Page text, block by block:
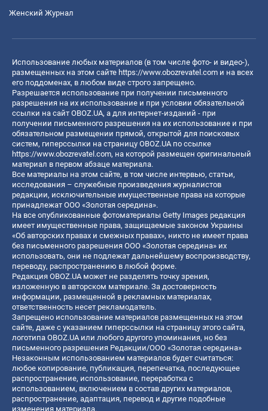
Женский Журнал
Использование любых материалов (в том числе фото- и видео-),
размещенных на этом сайте https://www.obozrevatel.com и на всех
его поддоменах, в любом виде строго запрещено.
Разрешается использование при получении письменного
разрешения на их использование и при условии обязательной
ссылки на сайт OBOZ.UA, а для интернет-изданий - при
получении письменного разрешения на их использование и при
обязательном размещении прямой, открытой для поисковых
систем, гиперссылки на страницу OBOZ.UA по ссылке
https://www.obozrevatel.com, на которой размещен оригинальный
материал в первом абзаце материала.
Все материалы на этом сайте, в том числе интервью, статьи,
исследования – служебные произведения журналистов
редакции, исключительные имущественные права на которые
принадлежат ООО «Золотая середина».
На все опубликованные фотоматериалы Getty Images редакция
имеет имущественные права, защищаемые законом Украины
«Об авторских правах и смежных правах», никто не имеет права
без письменного разрешения ООО «Золотая середина» их
использовать, они не подлежат дальнейшему воспроизводству,
переводу, распространению в любой форме.
Редакция OBOZ.UA может не разделять точку зрения,
изложенную в авторском материале. За достоверность
информации, размещенной в рекламных материалах,
ответственность несет рекламодатель.
Запрещено использование материалов размещенных на этом
сайте, даже с указанием гиперссылки на страницу этого сайта,
логотипа OBOZ.UA или любого другого упоминания, но без
письменного разрешения Редакции/ООО «Золотая середина»
Незаконным использованием материалов будет считаться:
любое копирование, публикация, перепечатка, последующее
распространение, использование, переработка с
использованием, включением в состав других материалов,
распространение, адаптация, перевод и другие подобные
изменения материала.